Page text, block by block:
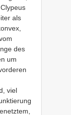
als
des
um
viel